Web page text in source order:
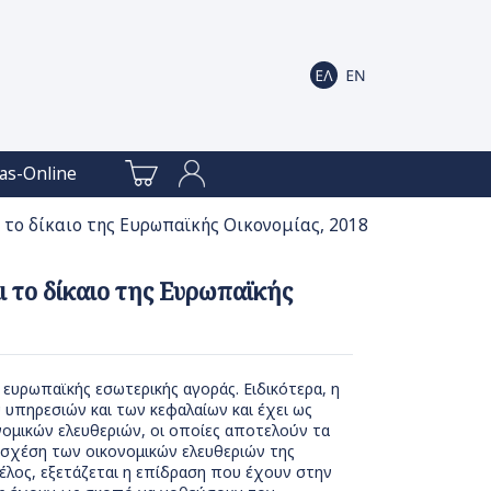
Online
δίκαιο της Ευρωπαϊκής Οικονομίας, 2018
δίκαιο της Ευρωπαϊκής
εσωτερικής αγοράς. Ειδικότερα, η
και των κεφαλαίων και έχει ως
ελευθεριών, οι οποίες αποτελούν τα
σχέση των οικονομικών ελευθεριών της
εξετάζεται η επίδραση που έχουν στην